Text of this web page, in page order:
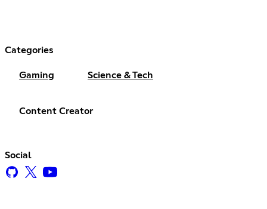
Categories
Gaming Science & Tech
Content Creator
Social